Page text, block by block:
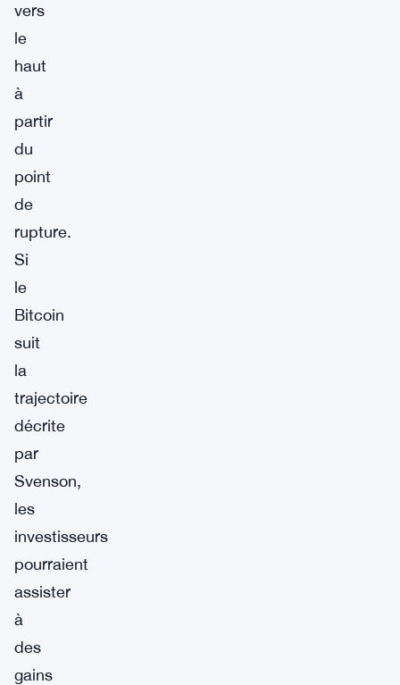
vers
le
haut
à
partir
du
point
de
rupture.
Si
le
Bitcoin
suit
la
trajectoire
décrite
par
Svenson,
les
investisseurs
pourraient
assister
à
des
gains